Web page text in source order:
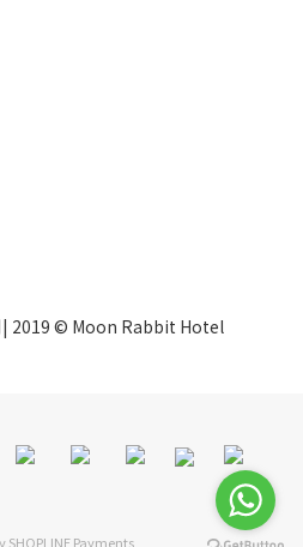
| 2019 © Moon Rabbit Hotel
SHOPLINE Payments